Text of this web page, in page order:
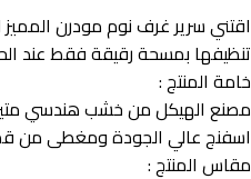
اقتني سرير غرف نوم مودرن
تنظيفها بمسحة رقيقة فقط عند
خامة المنتج :
مصنع الهيكل من خشب هندسي
اسفنج عالي الجودة ومغطى من
مقاس المنتج :